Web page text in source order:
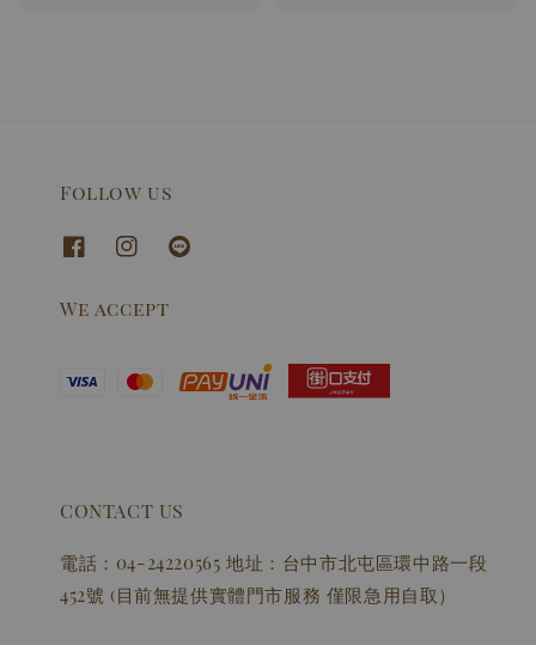
Follow us
We accept
CONTACT US
電話：04-24220565 地址：台中市北屯區環中路一段
452號 (目前無提供實體門市服務 僅限急用自取）